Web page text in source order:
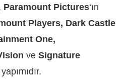
Paramount Pictures‘ın
Players, Dark Castle
One,
ve Signature